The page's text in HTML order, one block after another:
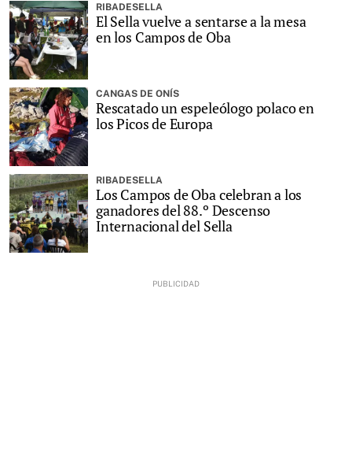
RIBADESELLA
El Sella vuelve a sentarse a la mesa
en los Campos de Oba
CANGAS DE ONÍS
Rescatado un espeleólogo polaco en
los Picos de Europa
RIBADESELLA
Los Campos de Oba celebran a los
ganadores del 88.º Descenso
Internacional del Sella